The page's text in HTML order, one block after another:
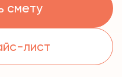
смету
лист